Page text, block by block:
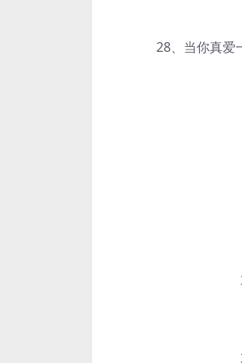
28、当你真爱一
31
32